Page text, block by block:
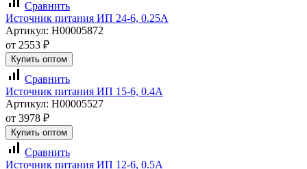
Сравнить
Источник питания ИП 24-6, 0.25А
Артикул: Н00005872
от 2553 ₽
Купить оптом
signal_cellular_alt Сравнить
Источник питания ИП 15-6, 0.4А
Артикул: Н00005527
от 3978 ₽
Купить оптом
signal_cellular_alt Сравнить
Источник питания ИП 12-6, 0.5А